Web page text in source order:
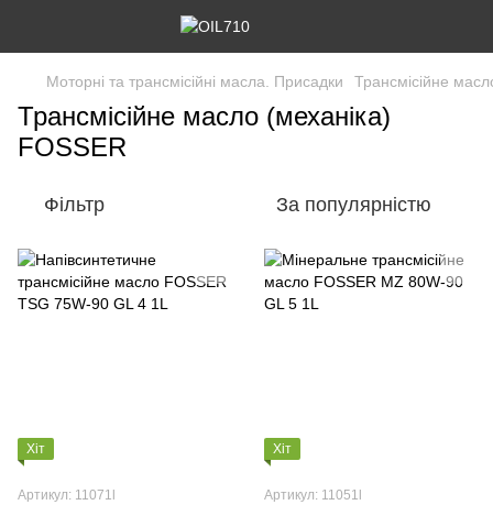
Моторні та трансмісійні масла. Присадки Трансмісійне
Трансмісійне масло (механіка)
FOSSER
Фільтр За популярністю
Хіт
Артикул: 11071l
Хіт
Артикул: 11051l